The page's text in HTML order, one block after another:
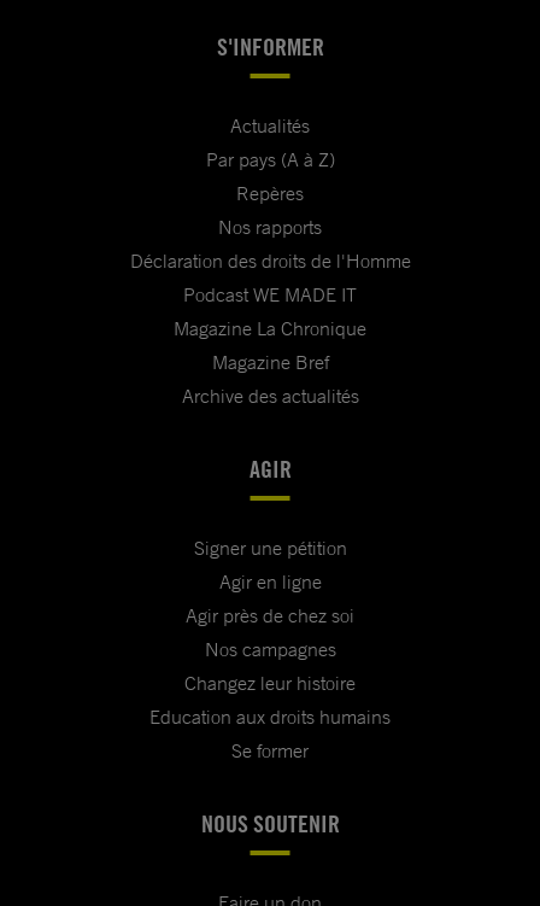
S'INFORMER
Actualités
Par pays (A à Z)
Repères
Nos rapports
Déclaration des droits de l'Homme
Podcast WE MADE IT
Magazine La Chronique
Magazine Bref
Archive des actualités
AGIR
Signer une pétition
Agir en ligne
Agir près de chez soi
Nos campagnes
Changez leur histoire
Education aux droits humains
Se former
NOUS SOUTENIR